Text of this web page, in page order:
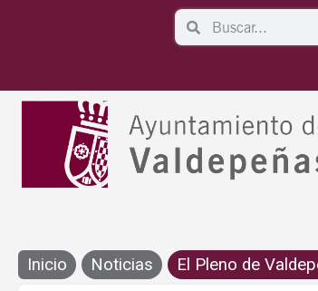
SearchSearch
Inicio Noticias El Pleno de